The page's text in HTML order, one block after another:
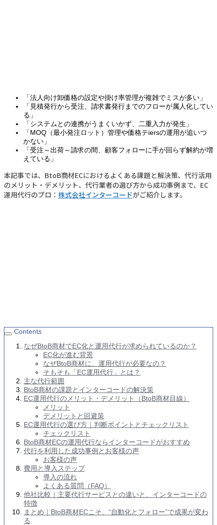
「法人向け卸価格の設定や掛け率管理が複雑でミスが多い」
「見積発行から受注、請求書発行までのフローが属人化してい
る」
「システムとの連携がうまくいかず、二重入力が発生」
「MOQ（最小発注ロット）管理や価格テiersの運用が追いつ
かない」
「受注～出荷～請求の間、顧客フォローに手が回らず解約が増
えている」
本記事では、BtoB商材ECにおけるよくある課題と解決策、代行活用
のメリット・デメリット、代行業者の選び方から成功事例まで、EC
運用代行のプロ： 株式会社インターコードがご紹介します。
Contents
なぜBtoB商材でEC化と運用代行が求められているのか？
EC化が進む背景
なぜBtoB商材に、運用代行が必要なの？
そもそも「EC運用代行」とは？
主な代行範囲
BtoB商材の課題とインターコードの解決策
EC運用代行のメリット・デメリット（BtoB商材目線）
メリット
デメリットと回避策
EC運用代行の選び方｜判断ポイントとチェックリスト
チェックリスト
BtoB商材ECの運用代行ならインターコードがおすすめ
代行を利用した成功事例とお客様の声
お客様の声
費用と導入ステップ
導入の流れ
よくある質問（FAQ）
他社比較｜主要代行サービスとの違いと、インターコードの
特徴
まとめ｜BtoB商材ECこそ、“自動化とフォロー”で成果が変わ
る